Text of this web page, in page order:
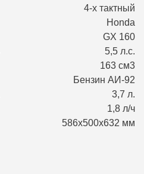
4-х тактный
Honda
GX 160
5,5 л.с.
163 см3
Бензин АИ-92
3,7 л.
1,8 л/ч
586х500х632 мм